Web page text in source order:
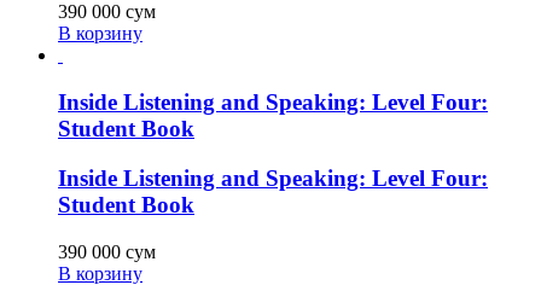
390 000 сум
В корзину
Inside Listening and Speaking: Level Four:
Student Book
Inside Listening and Speaking: Level Four:
Student Book
390 000 сум
В корзину